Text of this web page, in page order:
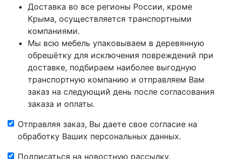
Доставка во все регионы России, кроме
Крыма, осуществляется транспортными
компаниями.
Мы всю мебель упаковываем в деревянную
обрешётку для исключения повреждений при
доставке, подбираем наиболее выгодную
транспортную компанию и отправляем Вам
заказ на следующий день после согласования
заказа и оплаты.
Отправляя заказ, Вы даете свое согласие на
обработку Ваших персональных данных.
Подписаться на новостную рассылку.